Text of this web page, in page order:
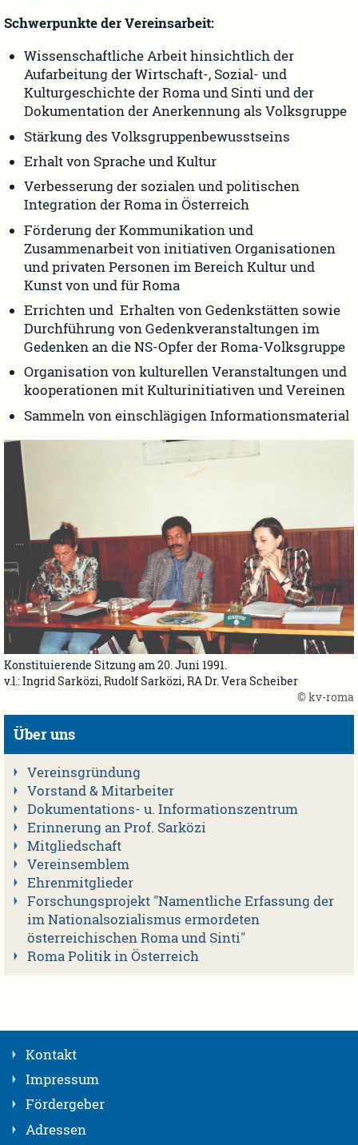
Schwerpunkte der Vereinsarbeit:
Wissenschaftliche Arbeit hinsichtlich der
Aufarbeitung der Wirtschaft-, Sozial- und
Kulturgeschichte der Roma und Sinti und der
Dokumentation der Anerkennung als Volksgruppe
Stärkung des Volksgruppenbewusstseins
Erhalt von Sprache und Kultur
Verbesserung der sozialen und politischen
Integration der Roma in Österreich
Förderung der Kommunikation und
Zusammenarbeit von initiativen Organisationen
und privaten Personen im Bereich Kultur und
Kunst von und für Roma
Errichten und Erhalten von Gedenkstätten sowie
Durchführung von Gedenkveranstaltungen im
Gedenken an die NS-Opfer der Roma-Volksgruppe
Organisation von kulturellen Veranstaltungen und
kooperationen mit Kulturinitiativen und Vereinen
Sammeln von einschlägigen Informationsmaterial
Konstituierende Sitzung am 20. Juni 1991.
v.l.: Ingrid Sarközi, Rudolf Sarközi, RA Dr. Vera Scheiber
© kv-roma
Über uns
Vereinsgründung
Vorstand & Mitarbeiter
Dokumentations- u. Informationszentrum
Erinnerung an Prof. Sarközi
Mitgliedschaft
Vereinsemblem
Ehrenmitglieder
Forschungsprojekt "Namentliche Erfassung der
im Nationalsozialismus ermordeten
österreichischen Roma und Sinti"
Roma Politik in Österreich
Kontakt
Impressum
Fördergeber
Adressen